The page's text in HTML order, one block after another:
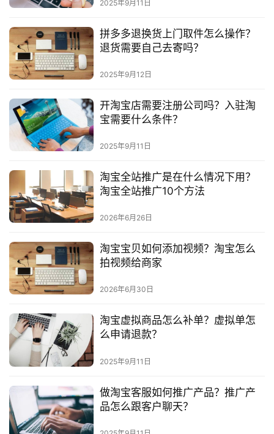
2025年9月11日
拼多多退换货上门取件怎么操作？
退货需要自己去寄吗？
2025年9月12日
开淘宝店需要注册公司吗？入驻淘
宝需要什么条件？
2025年9月11日
淘宝全站推广是在什么情况下用？
淘宝全站推广10个方法
2026年6月26日
淘宝宝贝如何添加视频？淘宝怎么
拍视频给商家
2026年6月30日
淘宝虚拟商品怎么补单？虚拟单怎
么申请退款？
2025年9月11日
做淘宝客服如何推广产品？推广产
品怎么跟客户聊天？